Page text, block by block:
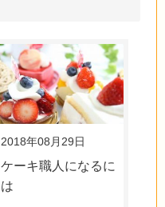
2018年08月29日
ケーキ職人になるに
は